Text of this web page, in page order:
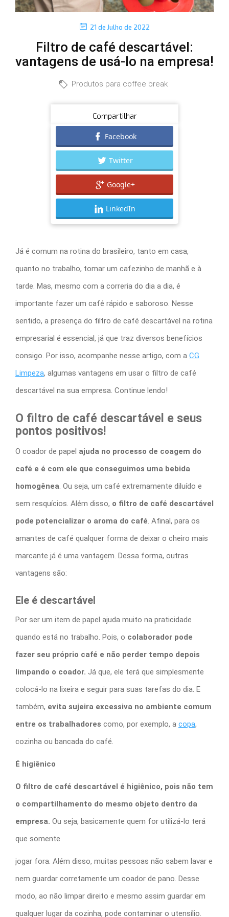
P
s
e
o
21 de Julho de 2022
Filtro de café descartável:
vantagens de usá-lo na empresa!
C
g
r
i
s
Produtos para coffee break
Compartilhar
Facebook
Twitter
Google+
LinkedIn
Já é comum na rotina do brasileiro, tanto em casa,
quanto no trabalho, tomar um cafezinho de manhã e à
tarde. Mas, mesmo com a correria do dia a dia, é
importante fazer um café rápido e saboroso. Nesse
sentido, a presença do filtro de café descartável na rotina
empresarial é essencial, já que traz diversos benefícios
consigo. Por isso, acompanhe nesse artigo, com a CG
Limpeza, algumas vantagens em usar o filtro de café
descartável na sua empresa. Continue lendo!
O filtro de café descartável e seus
pontos positivos!
O coador de papel ajuda no processo de coagem do
café e é com ele que conseguimos uma bebida
homogênea. Ou seja, um café extremamente diluído e
sem resquícios. Além disso, o filtro de café descartável
pode potencializar o aroma do café. Afinal, para os
amantes de café qualquer forma de deixar o cheiro mais
marcante já é uma vantagem. Dessa forma, outras
vantagens são:
Ele é descartável
Por ser um item de papel ajuda muito na praticidade
quando está no trabalho. Pois, o colaborador pode
fazer seu próprio café e não perder tempo depois
limpando o coador. Já que, ele terá que simplesmente
colocá-lo na lixeira e seguir para suas tarefas do dia. E
também, evita sujeira excessiva no ambiente comum
entre os trabalhadores como, por exemplo, a copa,
cozinha ou bancada do café.
É higiênico
O filtro de café descartável é higiênico, pois não tem
o compartilhamento do mesmo objeto dentro da
empresa. Ou seja, basicamente quem for utilizá-lo terá
que somente
jogar fora. Além disso, muitas pessoas não sabem lavar e
nem guardar corretamente um coador de pano. Desse
modo, ao não limpar direito e mesmo assim guardar em
qualquer lugar da cozinha, pode contaminar o utensílio.